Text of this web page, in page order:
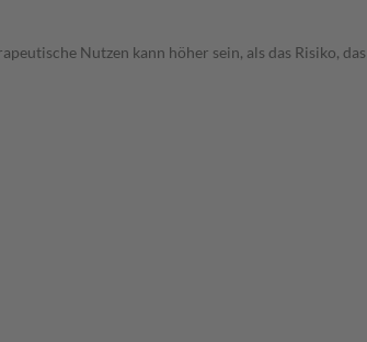
Nutzen kann höher sein, als das Risiko,